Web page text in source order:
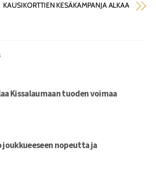
KAUSIKORTTIEN KESÄKAMPANJA ALKAA
Kissalaumaan tuoden voimaa
joukkueeseen nopeutta ja